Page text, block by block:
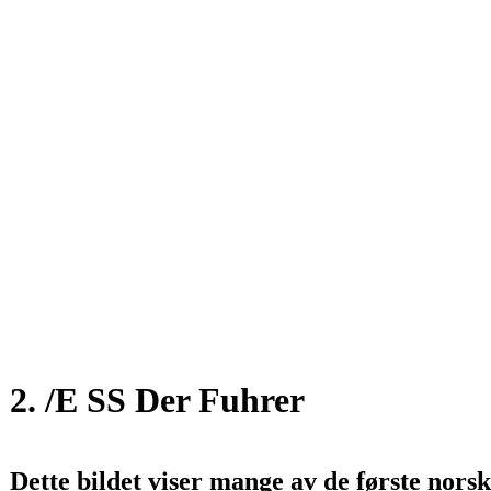
2. /E SS Der Fuhrer
Dette bildet viser mange av de første